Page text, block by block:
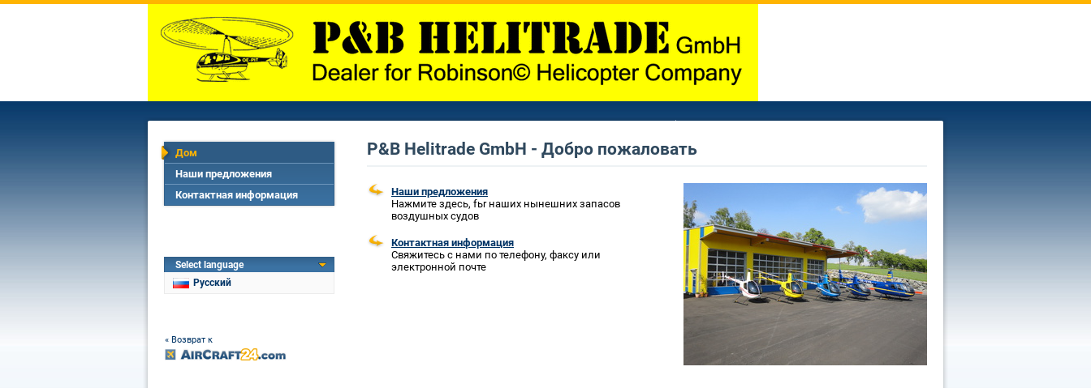
Дом
Наши предложения
Контактная информация
Select language
Русский
« Возврат к
P&B Helitrade GmbH - Добро пожаловать
Наши предложения
Нажмите здесь, fьr наших нынешних запасов
воздушных судов
Контактная информация
Свяжитесь с нами по телефону, факсу или
электронной почте